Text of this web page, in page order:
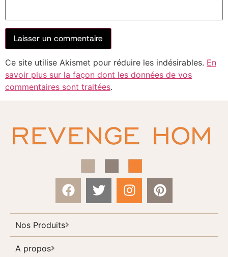
Ce site utilise Akismet pour réduire les indésirables. En
savoir plus sur la façon dont les données de vos
commentaires sont traitées.
Nos Produits
A propos